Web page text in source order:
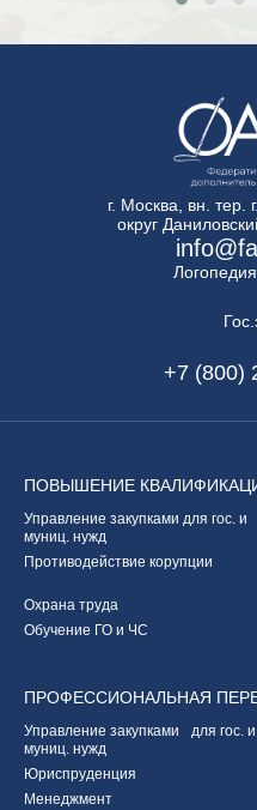
г. Москва, вн. тер.
округ
+7 (800)
ПОВЫШЕНИЕ
Управление закупками для гос. и
муниц. нужд
Противодействие корупции
Охрана труда
Обучение ГО и ЧС
ПРОФЕССИОНАЛЬНАЯ
Управление закупками для гос. и
муниц. нужд
Юриспруденция
Менеджмент